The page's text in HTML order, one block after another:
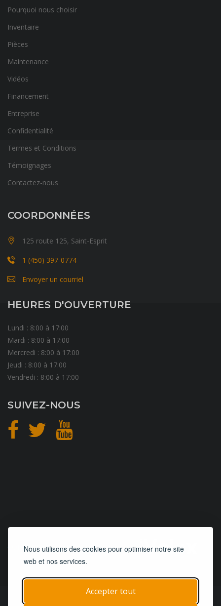
Nous utilisons des cookies pour optimiser notre site
web et nos services.
Accepter tout
Pourquoi nous choisir
Inventaire
Pièces
Maintenance
Vidéos
Financement
Entreprise
Confidentialité
Termes et Conditions
Témoignages
Contactez-nous
COORDONNÉES
125 route 125, Saint-Esprit
1 (450) 397-0774
Envoyer un courriel
HEURES D'OUVERTURE
Lundi : 8:00 à 17:00
Mardi : 8:00 à 17:00
Mercredi : 8:00 à 17:00
Jeudi : 8:00 à 17:00
Vendredi : 8:00 à 17:00
SUIVEZ-NOUS
CONCEPTIONetHÉBERGEMENT
© 2019 - 2026 | Tous droits réservés